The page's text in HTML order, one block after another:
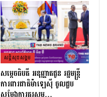
សន្តិសុខសង្គម
សម្តេចធិបតី អនុញ្ញាតជូន រដ្ឋមន្ត្រី
ការពារជាតិម៉ាឡេស៊ី ចូលជួប